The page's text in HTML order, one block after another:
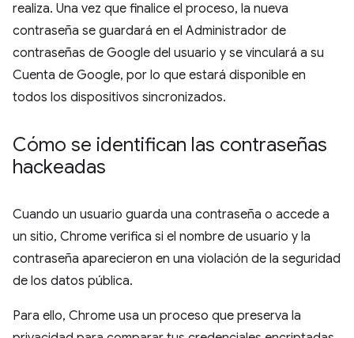
realiza. Una vez que finalice el proceso, la nueva
contraseña se guardará en el Administrador de
contraseñas de Google del usuario y se vinculará a su
Cuenta de Google, por lo que estará disponible en
todos los dispositivos sincronizados.
Cómo se identifican las contraseñas
hackeadas
Cuando un usuario guarda una contraseña o accede a
un sitio, Chrome verifica si el nombre de usuario y la
contraseña aparecieron en una violación de la seguridad
de los datos pública.
Para ello, Chrome usa un proceso que preserva la